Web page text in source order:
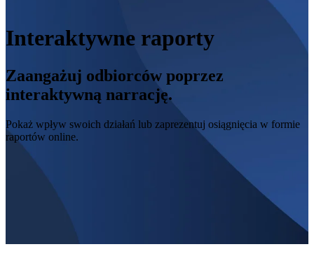
Interaktywne raporty
Zaangażuj odbiorców poprzez
interaktywną narrację.
Pokaż wpływ swoich działań lub zaprezentuj osiągnięcia w formie
raportów online.